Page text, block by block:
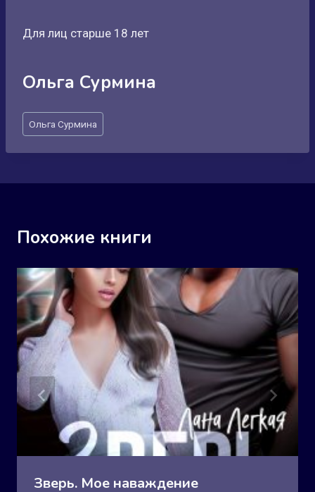
Для лиц старше 18 лет
Ольга Сурмина
Метки
записи:
Ольга Сурмина
Похожие книги
Зверь. Мое наваждение